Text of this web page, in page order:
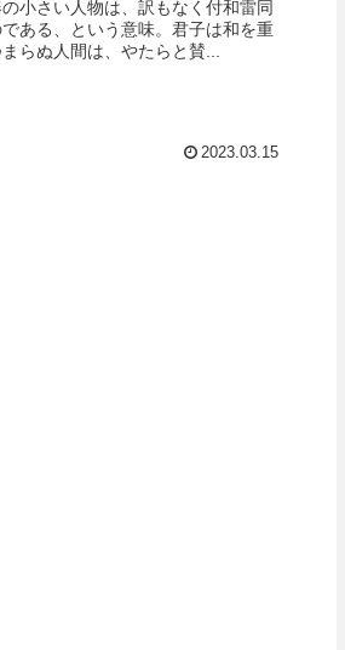
小さい人物は、訳もなく付和雷同
ある、という意味。君子は和を重
らぬ人間は、やたらと賛...
2023.03.15